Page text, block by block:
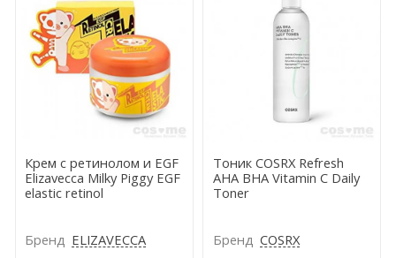
Крем с ретинолом и EGF
Elizavecca Milky Piggy EGF
elastic retinol
Бренд ELIZAVECCA
Тоник COSRX Refresh
AHA BHA Vitamin C Daily
Toner
Бренд COSRX